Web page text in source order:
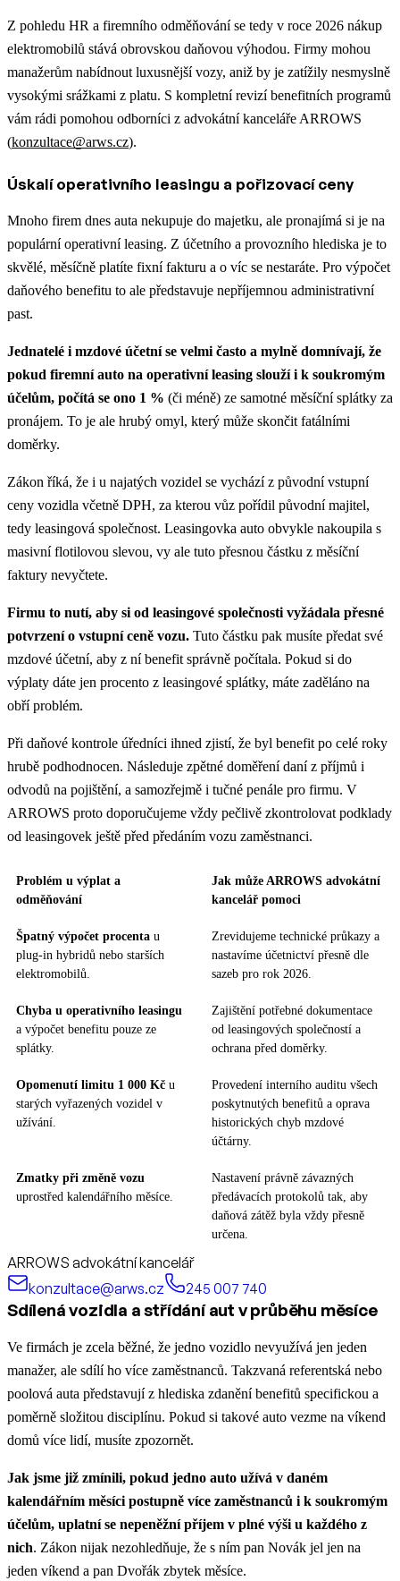
Z pohledu HR a firemního odměňování se tedy v roce 2026 nákup
elektromobilů stává obrovskou daňovou výhodou. Firmy mohou
manažerům nabídnout luxusnější vozy, aniž by je zatížily nesmyslně
vysokými srážkami z platu. S kompletní revizí benefitních programů
vám rádi pomohou odborníci z advokátní kanceláře ARROWS
(konzultace@arws.cz).
Úskalí operativního leasingu a pořizovací ceny
Mnoho firem dnes auta nekupuje do majetku, ale pronajímá si je na
populární operativní leasing. Z účetního a provozního hlediska je to
skvělé, měsíčně platíte fixní fakturu a o víc se nestaráte. Pro výpočet
daňového benefitu to ale představuje nepříjemnou administrativní
past.
Jednatelé i mzdové účetní se velmi často a mylně domnívají, že
pokud firemní auto na operativní leasing slouží i k soukromým
účelům, počítá se ono 1 % (či méně) ze samotné měsíční splátky za
pronájem. To je ale hrubý omyl, který může skončit fatálními
doměrky.
Zákon říká, že i u najatých vozidel se vychází z původní vstupní
ceny vozidla včetně DPH, za kterou vůz pořídil původní majitel,
tedy leasingová společnost. Leasingovka auto obvykle nakoupila s
masivní flotilovou slevou, vy ale tuto přesnou částku z měsíční
faktury nevyčtete.
Firmu to nutí, aby si od leasingové společnosti vyžádala přesné
potvrzení o vstupní ceně vozu. Tuto částku pak musíte předat své
mzdové účetní, aby z ní benefit správně počítala. Pokud si do
výplaty dáte jen procento z leasingové splátky, máte zaděláno na
obří problém.
Při daňové kontrole úředníci ihned zjistí, že byl benefit po celé roky
hrubě podhodnocen. Následuje zpětné doměření daní z příjmů i
odvodů na pojištění, a samozřejmě i tučné penále pro firmu. V
ARROWS proto doporučujeme vždy pečlivě zkontrolovat podklady
od leasingovek ještě před předáním vozu zaměstnanci.
Problém u výplat a
odměňování
Jak může ARROWS advokátní
kancelář pomoci
Špatný výpočet procenta u
plug-in hybridů nebo starších
elektromobilů.
Zrevidujeme technické průkazy a
nastavíme účetnictví přesně dle
sazeb pro rok 2026.
Chyba u operativního leasingu
a výpočet benefitu pouze ze
splátky.
Zajištění potřebné dokumentace
od leasingových společností a
ochrana před doměrky.
Opomenutí limitu 1 000 Kč u
starých vyřazených vozidel v
užívání.
Provedení interního auditu všech
poskytnutých benefitů a oprava
historických chyb mzdové
účtárny.
Zmatky při změně vozu
uprostřed kalendářního měsíce.
Nastavení právně závazných
předávacích protokolů tak, aby
daňová zátěž byla vždy přesně
určena.
ARROWS advokátní kancelář
konzultace@arws.cz
245 007 740
Sdílená vozidla a střídání aut v průběhu měsíce
Ve firmách je zcela běžné, že jedno vozidlo nevyužívá jen jeden
manažer, ale sdílí ho více zaměstnanců. Takzvaná referentská nebo
poolová auta představují z hlediska zdanění benefitů specifickou a
poměrně složitou disciplínu. Pokud si takové auto vezme na víkend
domů více lidí, musíte zpozornět.
Jak jsme již zmínili, pokud jedno auto užívá v daném
kalendářním měsíci postupně více zaměstnanců i k soukromým
účelům, uplatní se nepeněžní příjem v plné výši u každého z
nich. Zákon nijak nezohledňuje, že s ním pan Novák jel jen na
jeden víkend a pan Dvořák zbytek měsíce.